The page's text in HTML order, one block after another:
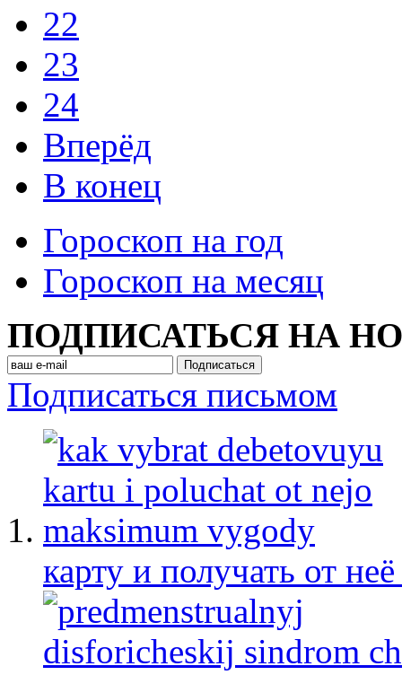
22
23
24
Вперёд
В конец
Гороскоп на год
Гороскоп на месяц
ПОДПИСАТЬСЯ НА
Подписаться письмом
карту и получать от